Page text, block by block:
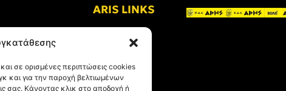
σε ορισμένες περιπτώσεις cookies
και για την παροχή βελτιωμένων
σας. Κάνοντας κλικ στο αποδοχή ή
402
ARIS LINKS